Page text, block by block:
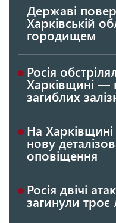
Державі
Харківській
городищем
Росія
Харківщині —
загиблих
На Харківщині
нову
оповіщення
Росія двічі
загинули